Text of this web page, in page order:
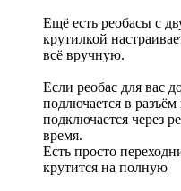
Ещё есть реобасы с
крутилкой
всё вручную.
Если реобас для вас
подлючается в
подключается через
время.
Есть просто
крутится на полную